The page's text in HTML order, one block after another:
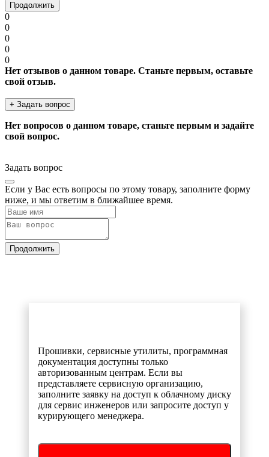
Продолжить
0
0
0
0
0
Нет отзывов о данном товаре. Станьте первым, оставьте
свой отзыв.
+ Задать вопрос
Нет вопросов о данном товаре, станьте первым и задайте
свой вопрос.
Задать вопрос
Если у Вас есть вопросы по этому товару, заполните форму
ниже, и мы ответим в ближайшее время.
Продолжить
Прошивки, сервисные утилиты, программная
документация доступны только
авторизованным центрам. Если вы
представляете сервисную организацию,
заполните заявку на доступ к облачному диску
для сервис инженеров или запросите доступ у
курирующего менеджера.